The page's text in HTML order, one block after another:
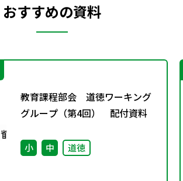
おすすめの資料
教育課程部会 道徳ワーキング
グループ（第4回） 配付資料
小 中 道徳